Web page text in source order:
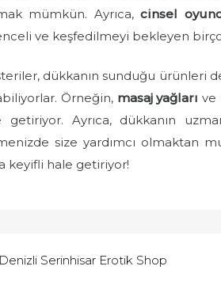
mümkün. Ayrıca,cinsel
ve keşfedilmeyi bekleyen
dükkanın sunduğu ürünleri
Örneğin, masaj yağları ve
getiriyor. Ayrıca, dükkanın
size yardımcı olmaktan
keyifli hale getiriyor!
Denizli Serinhisar Erotik Shop